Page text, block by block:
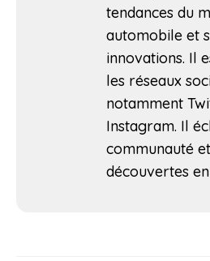
tendances du
automobile et
innovations. Il
les réseaux
notamment
Instagram. Il
communauté
découvertes